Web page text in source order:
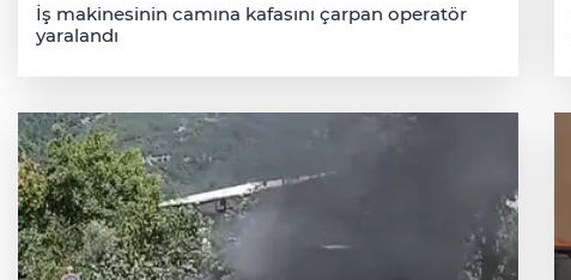
İş makinesinin camına kafasını çarpan operatör
yaralandı